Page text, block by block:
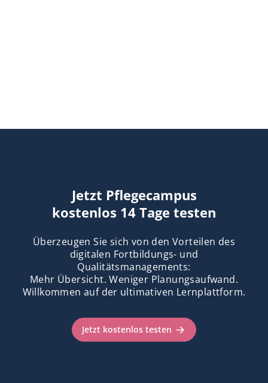
Jetzt Pflegecampus
kostenlos 14 Tage testen
Überzeugen Sie sich von den Vorteilen des
digitalen Fortbildungs- und
Qualitätsmanagements:
Mehr Übersicht. Weniger Planungsaufwand.
Willkommen auf der ultimativen Lernplattform.
Jetzt kostenlos testen